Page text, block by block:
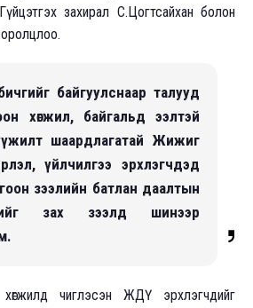
захирал С.Цогтсайхан болон
байгуулснаар талууд
хөгжил, байгальд ээлтэй
шаардлагатай Жижиг
үйлчилгээ эрхлэгчдэд
зээлийн батлан даалтын
зах зээлд шинээр
чиглэсэн ЖДҮ эрхлэгчдийг